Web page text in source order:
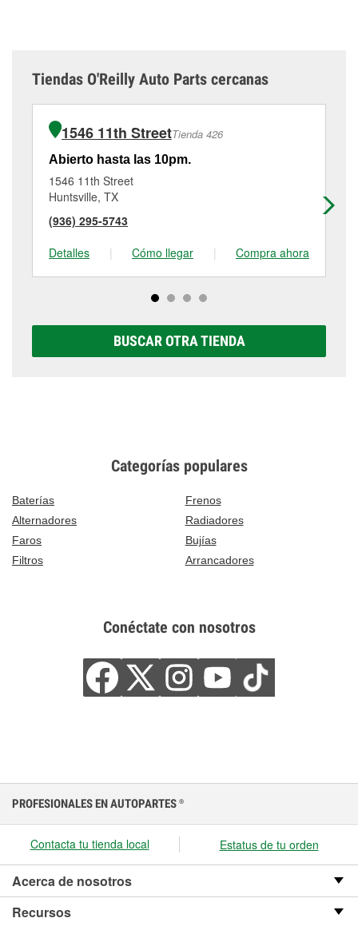
Tiendas O'Reilly Auto Parts cercanas
1546 11th StreetTienda 426
Abierto hasta las 10pm.
1546 11th Street
Huntsville, TX
(936) 295-5743
Detalles
| Cómo llegar | Compra ahora
BUSCAR OTRA TIENDA
Categorías populares
Baterías
Frenos
Alternadores
Radiadores
Faros
Bujías
Filtros
Arrancadores
Conéctate con nosotros
PROFESIONALES EN AUTOPARTES ®
Contacta tu tienda local Estatus de tu orden
Acerca de nosotros
Recursos